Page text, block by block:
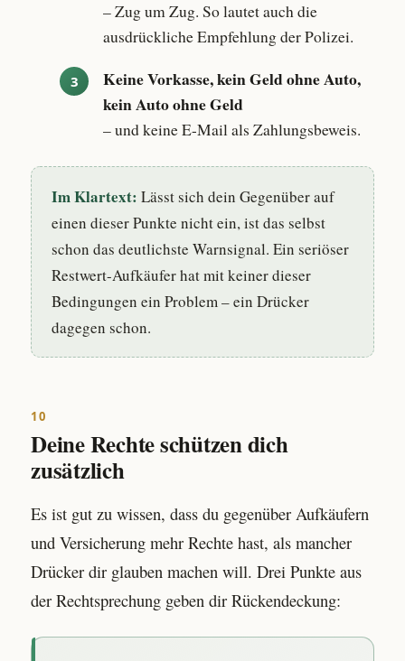
– Zug um Zug. So lautet auch die
ausdrückliche Empfehlung der Polizei.
Keine Vorkasse, kein Geld ohne Auto,
kein Auto ohne Geld
– und keine E-Mail als Zahlungsbeweis.
Im Klartext: Lässt sich dein Gegenüber auf
einen dieser Punkte nicht ein, ist das selbst
schon das deutlichste Warnsignal. Ein seriöser
Restwert-Aufkäufer hat mit keiner dieser
Bedingungen ein Problem – ein Drücker
dagegen schon.
10
Deine Rechte schützen dich
zusätzlich
Es ist gut zu wissen, dass du gegenüber Aufkäufern
und Versicherung mehr Rechte hast, als mancher
Drücker dir glauben machen will. Drei Punkte aus
der Rechtsprechung geben dir Rückendeckung: